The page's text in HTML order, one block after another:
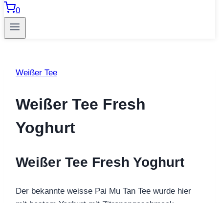
0
Weißer Tee
Weißer Tee Fresh
Yoghurt
Weißer Tee Fresh Yoghurt
Der bekannte weisse Pai Mu Tan Tee wurde hier